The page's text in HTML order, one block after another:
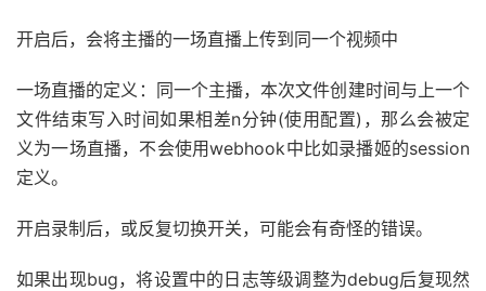
开启后，会将主播的一场直播上传到同一个视频中
一场直播的定义：同一个主播，本次文件创建时间与上一个
文件结束写入时间如果相差n分钟(使用配置)，那么会被定
义为一场直播，不会使用webhook中比如录播姬的session
定义。
开启录制后，或反复切换开关，可能会有奇怪的错误。
如果出现bug，将设置中的日志等级调整为debug后复现然